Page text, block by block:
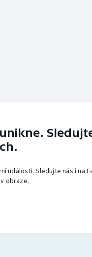
události. Sledujte nás i na
obraze.